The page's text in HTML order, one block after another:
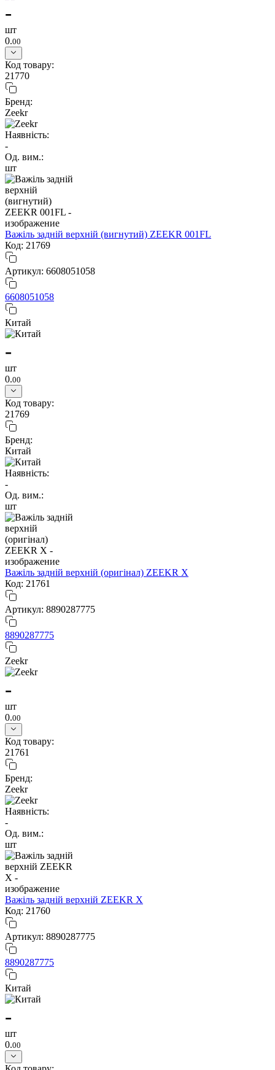
-
шт
0.00
Код товару:
21770
Бренд:
Zeekr
Наявність:
-
Од. вим.:
шт
Важіль задній верхній (вигнутий) ZEEKR 001FL
Код: 21769
Артикул: 6608051058
6608051058
Китай
-
шт
0.00
Код товару:
21769
Бренд:
Китай
Наявність:
-
Од. вим.:
шт
Важіль задній верхній (оригінал) ZEEKR X
Код: 21761
Артикул: 8890287775
8890287775
Zeekr
-
шт
0.00
Код товару:
21761
Бренд:
Zeekr
Наявність:
-
Од. вим.:
шт
Важіль задній верхній ZEEKR X
Код: 21760
Артикул: 8890287775
8890287775
Китай
-
шт
0.00